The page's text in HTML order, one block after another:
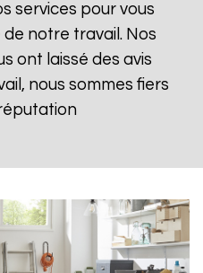
services pour vous
notre travail. Nos
ont laissé des avis
nous sommes fiers